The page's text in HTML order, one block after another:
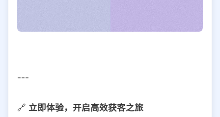
---
🔗 立即体验，开启高效获客之旅